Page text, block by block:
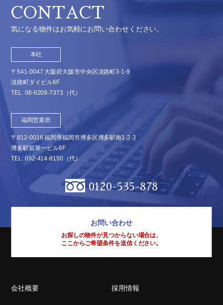
CONTACT
気になる物件はお気軽にお問い合わせください。
本社
〒541-0047 大阪府大阪市中央区淡路町3-1-9
淡路町ダイビル6F
TEL: 06-6209-7373 （代）
福岡営業所
〒812-0016 福岡県福岡市博多区博多駅南1-2-3
博多駅前第一ビル6F
TEL: 092-414-8150（代）
0120-535-878
お問い合わせ
お探しの物件が見つからない場合は、
ここからご希望条件を送信ください。
会社概要 採用情報